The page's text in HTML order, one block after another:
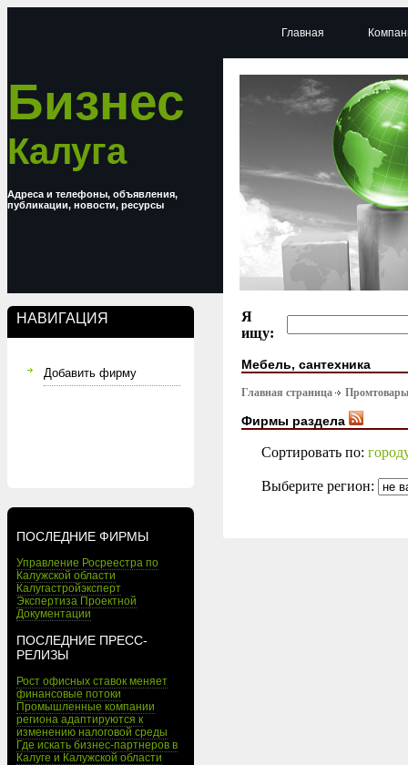
Бизнес
Калуга
Адреса и телефоны, объявления,
публикации, новости, ресурсы
НАВИГАЦИЯ
Добавить фирму
ПОСЛЕДНИЕ ФИРМЫ
Управление Росреестра по
Калужской области
Калугастройэксперт
Экспертиза Проектной
Документации
ПОСЛЕДНИЕ ПРЕСС-
РЕЛИЗЫ
Рост офисных ставок меняет
финансовые потоки
Промышленные компании
региона адаптируются к
изменению налоговой среды
Где искать бизнес-партнеров в
Калуге и Калужской области
Главная
Я
ищу:
Мебель, сантехника
Главная страница Промтовары
Фирмы раздела
Сортировать по:
Выберите регион: